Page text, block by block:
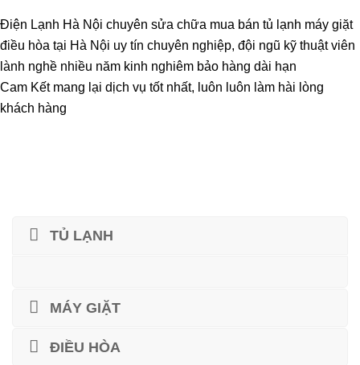
Điện Lạnh Hà Nội chuyên sửa chữa mua bán tủ lạnh máy giặt
điều hòa tại Hà Nội uy tín chuyên nghiệp, đội ngũ kỹ thuật viên
lành nghề nhiều năm kinh nghiêm bảo hàng dài hạn
Cam Kết mang lại dịch vụ tốt nhất, luôn luôn làm hài lòng
khách hàng
TỦ LẠNH
MÁY GIẶT
ĐIỀU HÒA